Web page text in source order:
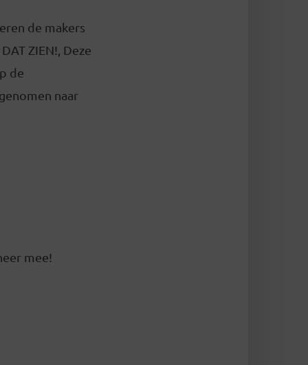
de makers
ZIEN!, Deze
de
naar
mee!